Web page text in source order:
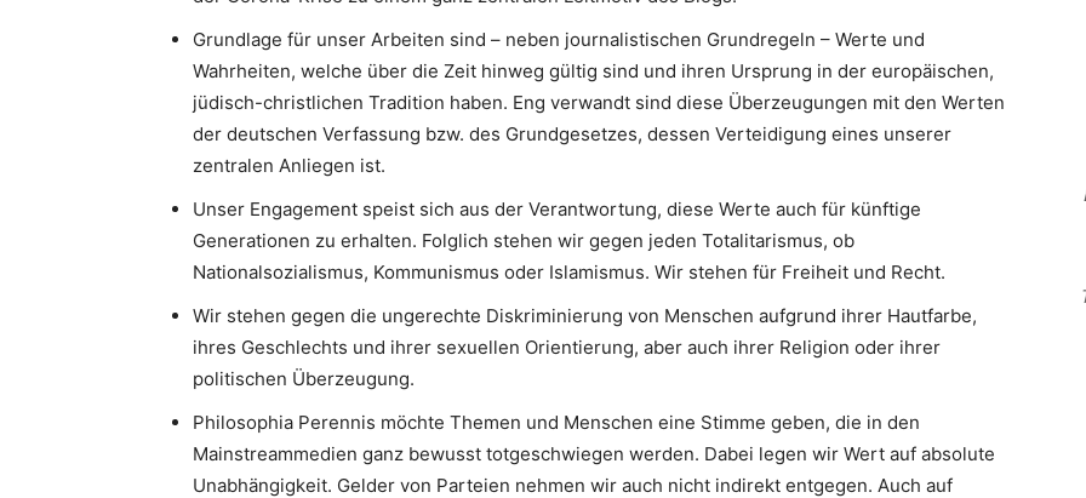
Grundlage für unser Arbeiten sind – neben journalistischen Grundregeln – Werte und
Wahrheiten, welche über die Zeit hinweg gültig sind und ihren Ursprung in der europäischen,
jüdisch-christlichen Tradition haben. Eng verwandt sind diese Überzeugungen mit den Werten
der deutschen Verfassung bzw. des Grundgesetzes, dessen Verteidigung eines unserer
zentralen Anliegen ist.
Unser Engagement speist sich aus der Verantwortung, diese Werte auch für künftige
Generationen zu erhalten. Folglich stehen wir gegen jeden Totalitarismus, ob
Nationalsozialismus, Kommunismus oder Islamismus. Wir stehen für Freiheit und Recht.
Wir stehen gegen die ungerechte Diskriminierung von Menschen aufgrund ihrer Hautfarbe,
ihres Geschlechts und ihrer sexuellen Orientierung, aber auch ihrer Religion oder ihrer
politischen Überzeugung.
Philosophia Perennis möchte Themen und Menschen eine Stimme geben, die in den
Mainstreammedien ganz bewusst totgeschwiegen werden. Dabei legen wir Wert auf absolute
Unabhängigkeit. Gelder von Parteien nehmen wir auch nicht indirekt entgegen. Auch auf